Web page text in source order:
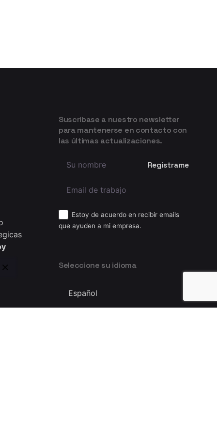
Suscríbase a nuestro newsletter
para mantenerse en contacto con
las últimas actualizaciones.
Estoy de acuerdo en recibir emails
que ayuden a mi empresa.
Seleccione su idioma
idioma